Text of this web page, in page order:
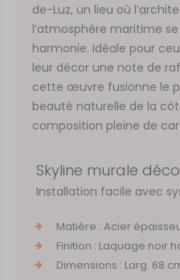
de-Luz, un lieu où
l’atmosphère maritime
harmonie. Idéale pour
leur décor une note de
cette œuvre fusionne le
beauté naturelle de la
composition pleine de
Skyline murale
Installation facile avec
Matière : Acier
Finition : Laquage noir
Dimensions : Larg. 68